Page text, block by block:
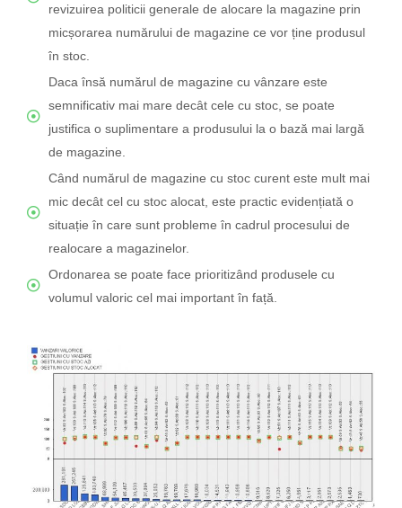
revizuirea politicii generale de alocare la magazine prin
micșorarea numărului de magazine ce vor ține produsul
în stoc.
Daca însă numărul de magazine cu vânzare este
semnificativ mai mare decât cele cu stoc, se poate
justifica o suplimentare a produsului la o bază mai largă
de magazine.
Când numărul de magazine cu stoc curent este mult mai
mic decât cel cu stoc alocat, este practic evidențiată o
situație în care sunt probleme în cadrul procesului de
realocare a magazinelor.
Ordonarea se poate face prioritizând produsele cu
volumul valoric cel mai important în față.